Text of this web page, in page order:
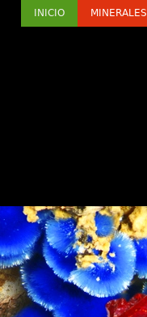
INICIO MINERALES